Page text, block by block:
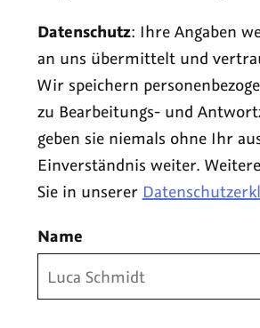
Datenschutz: Ihre Angaben
an uns übermittelt und
Wir speichern
zu Bearbeitungs- und
geben sie niemals ohne Ihr
Einverständnis weiter.
Sie in unserer
Name